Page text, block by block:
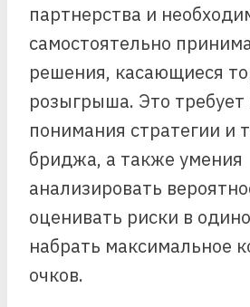
партнерства и
самостоятельно
решения, касающиеся
розыгрыша. Это требует
понимания стратегии и
бриджа, а также умения
анализировать
оценивать риски в
набрать максимальное
очков.